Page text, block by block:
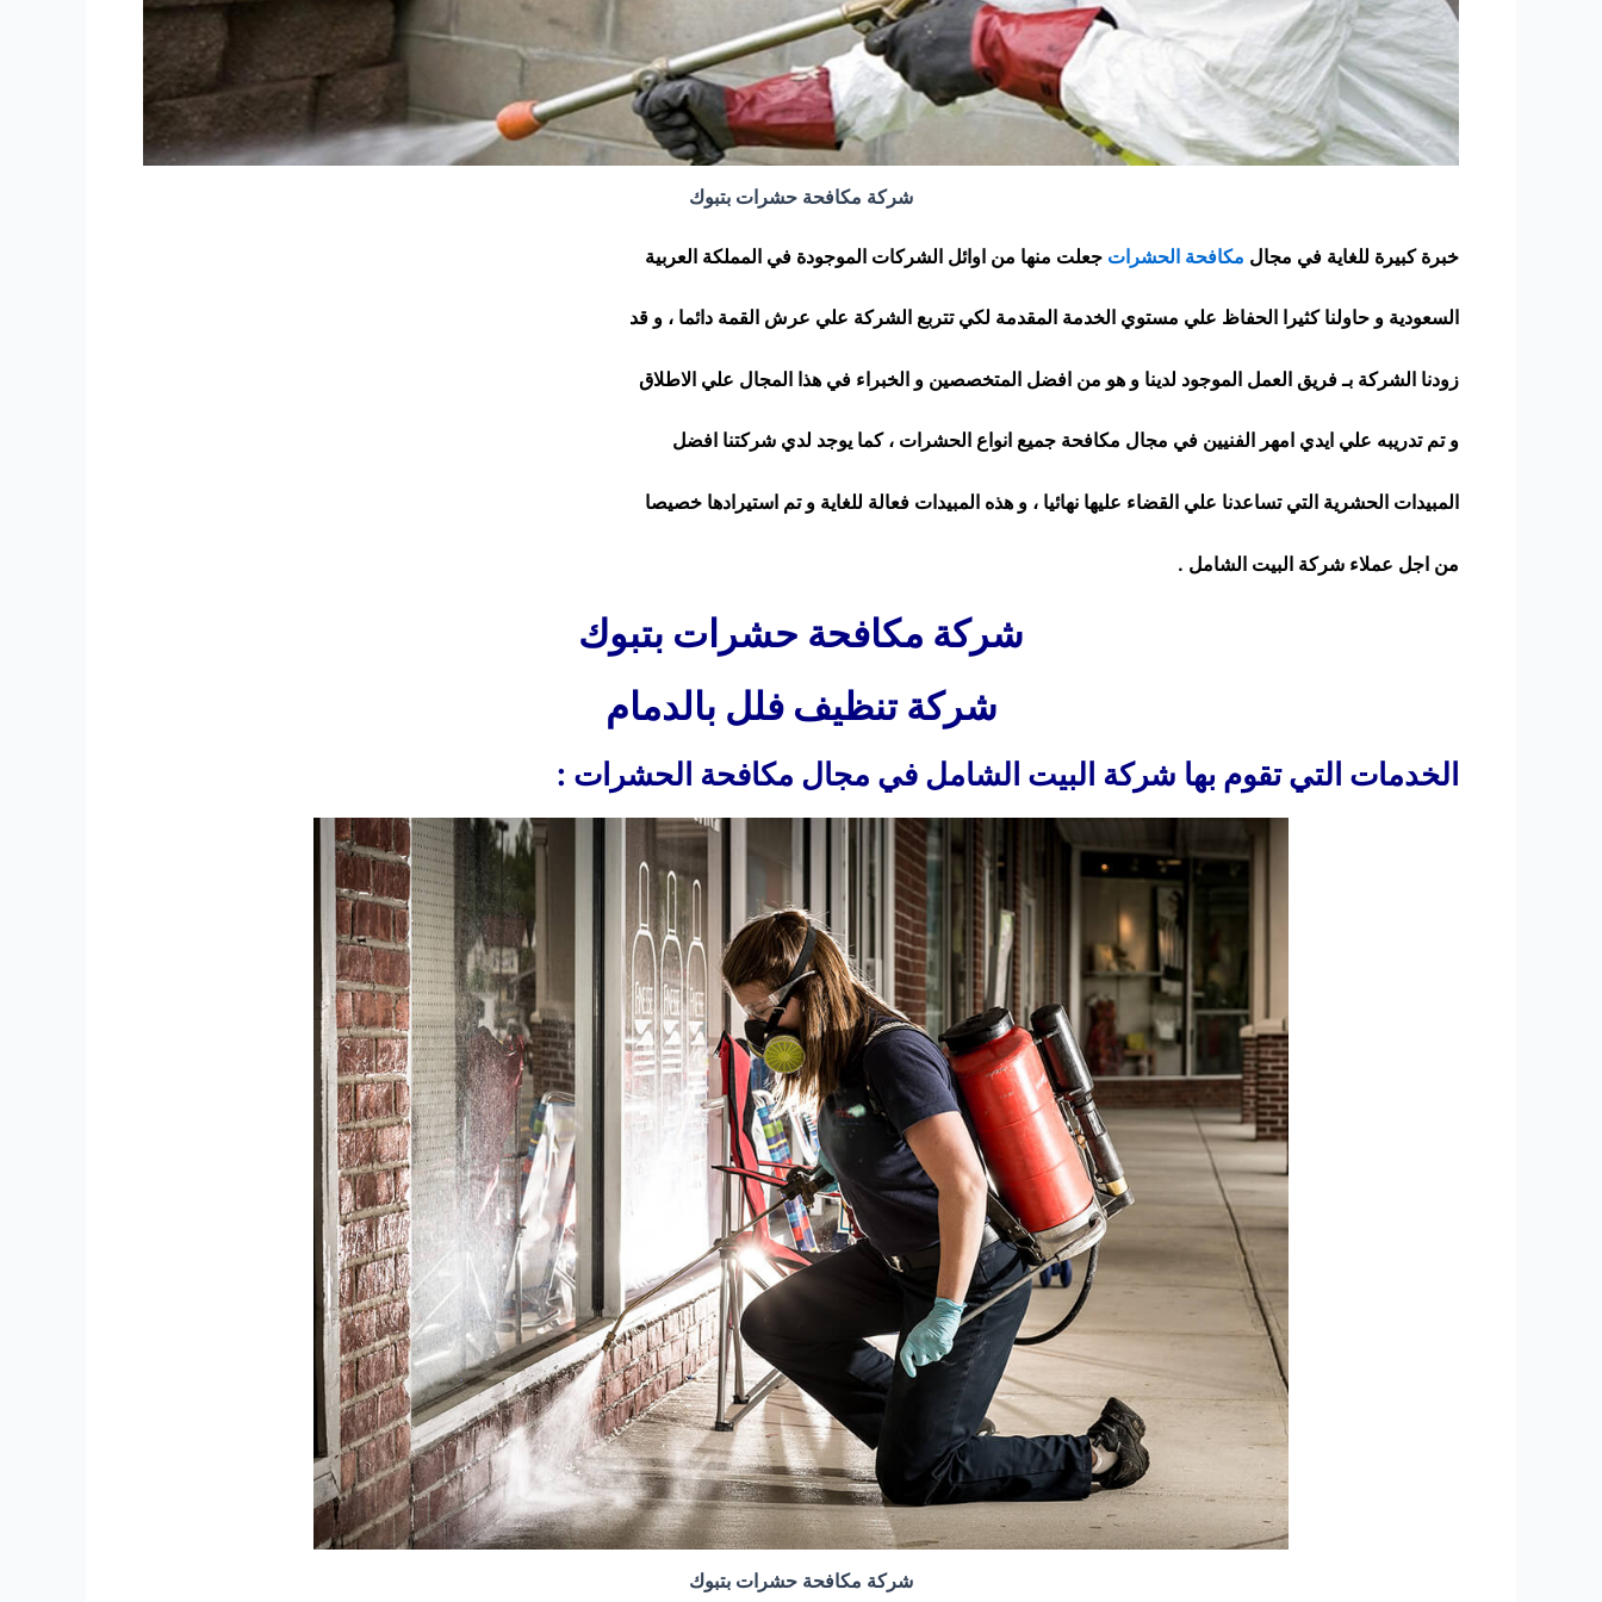
شركة مكافحة حشرات بتبوك
خبرة كبيرة للغاية في مجال مكافحة الحشرات جعلت منها من اوائل الشركات الموجودة في المملكة العربية
السعودية و حاولنا كثيرا الحفاظ علي مستوي الخدمة المقدمة لكي تتربع الشركة علي عرش القمة دائما ، و قد
زودنا الشركة بـ فريق العمل الموجود لدينا و هو من افضل المتخصصين و الخبراء في هذا المجال علي الاطلاق
و تم تدريبه علي ايدي امهر الفنيين في مجال مكافحة جميع انواع الحشرات ، كما يوجد لدي شركتنا افضل
المبيدات الحشرية التي تساعدنا علي القضاء عليها نهائيا ، و هذه المبيدات فعالة للغاية و تم استيرادها خصيصا
من اجل عملاء شركة البيت الشامل .
شركة مكافحة حشرات بتبوك
شركة تنظيف فلل بالدمام
الخدمات التي تقوم بها شركة البيت الشامل في مجال مكافحة الحشرات :
شركة مكافحة حشرات بتبوك